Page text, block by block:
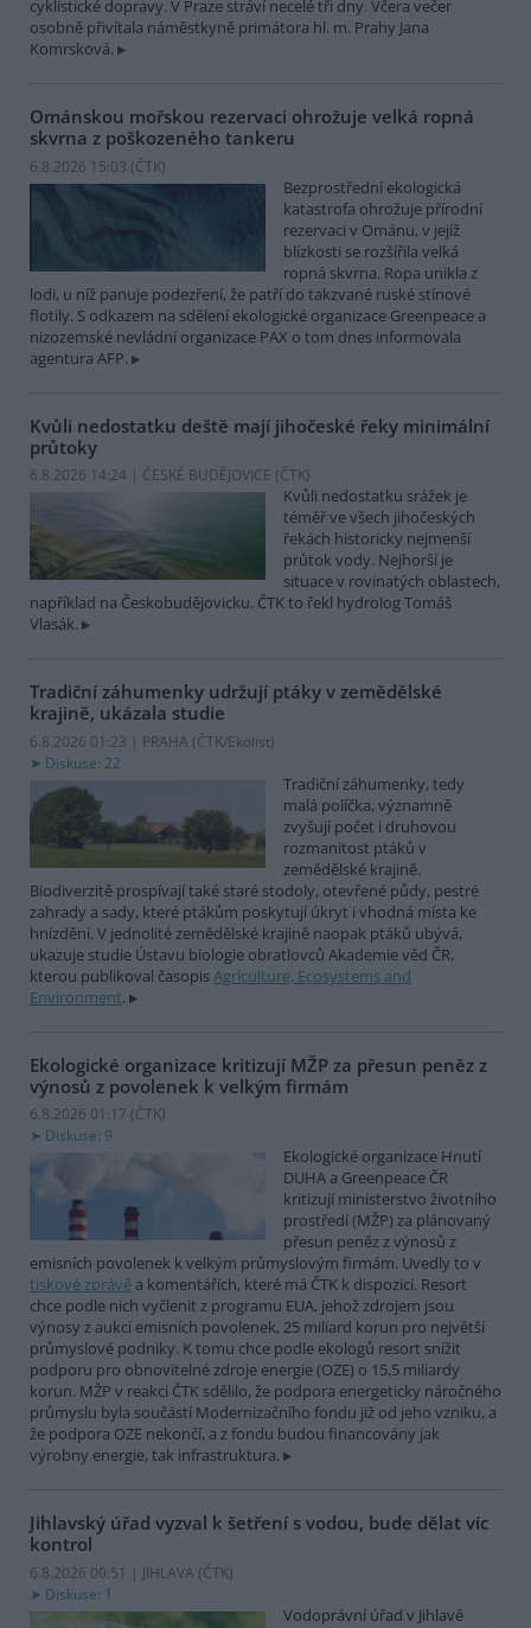
cyklistické dopravy. V Praze stráví necelé tři dny. Včera večer
osobně přivítala náměstkyně primátora hl. m. Prahy Jana
Komrsková.
Ománskou mořskou rezervaci ohrožuje velká ropná
skvrna z poškozeného tankeru
6.8.2026 15:03 (ČTK)
Bezprostřední ekologická
katastrofa ohrožuje přírodní
rezervaci v Ománu, v jejíž
blízkosti se rozšířila velká
ropná skvrna. Ropa unikla z
lodi, u níž panuje podezření, že patří do takzvané ruské stínové
flotily. S odkazem na sdělení ekologické organizace Greenpeace a
nizozemské nevládní organizace PAX o tom dnes informovala
agentura AFP.
Kvůli nedostatku deště mají jihočeské řeky minimální
průtoky
6.8.2026 14:24 | ČESKÉ BUDĚJOVICE (ČTK)
Kvůli nedostatku srážek je
téměř ve všech jihočeských
řekách historicky nejmenší
průtok vody. Nejhorší je
situace v rovinatých oblastech,
například na Českobudějovicku. ČTK to řekl hydrolog Tomáš
Vlasák.
Tradiční záhumenky udržují ptáky v zemědělské
krajině, ukázala studie
6.8.2026 01:23 | PRAHA (ČTK/Ekolist)
Diskuse: 22
Tradiční záhumenky, tedy
malá políčka, významně
zvyšují počet i druhovou
rozmanitost ptáků v
zemědělské krajině.
Biodiverzitě prospívají také staré stodoly, otevřené půdy, pestré
zahrady a sady, které ptákům poskytují úkryt i vhodná místa ke
hnízdění. V jednolité zemědělské krajině naopak ptáků ubývá,
ukazuje studie Ústavu biologie obratlovců Akademie věd ČR,
kterou publikoval časopisAgriculture, Ecosystems and
Environment.
Ekologické organizace kritizují MŽP za přesun peněz z
výnosů z povolenek k velkým firmám
6.8.2026 01:17 (ČTK)
Diskuse: 9
Ekologické organizace Hnutí
DUHA a Greenpeace ČR
kritizují ministerstvo životního
prostředí (MŽP) za plánovaný
přesun peněz z výnosů z
emisních povolenek k velkým průmyslovým firmám. Uvedly to v
tiskové zprávě a komentářích, které má ČTK k dispozici. Resort
chce podle nich vyčlenit z programu EUA, jehož zdrojem jsou
výnosy z aukcí emisních povolenek, 25 miliard korun pro největší
průmyslové podniky. K tomu chce podle ekologů resort snížit
podporu pro obnovitelné zdroje energie (OZE) o 15,5 miliardy
korun. MŽP v reakci ČTK sdělilo, že podpora energeticky náročného
průmyslu byla součástí Modernizačního fondu již od jeho vzniku, a
že podpora OZE nekončí, a z fondu budou financovány jak
výrobny energie, tak infrastruktura.
Jihlavský úřad vyzval k šetření s vodou, bude dělat víc
kontrol
6.8.2026 00:51 | JIHLAVA (ČTK)
Diskuse: 1
Vodoprávní úřad v Jihlavě